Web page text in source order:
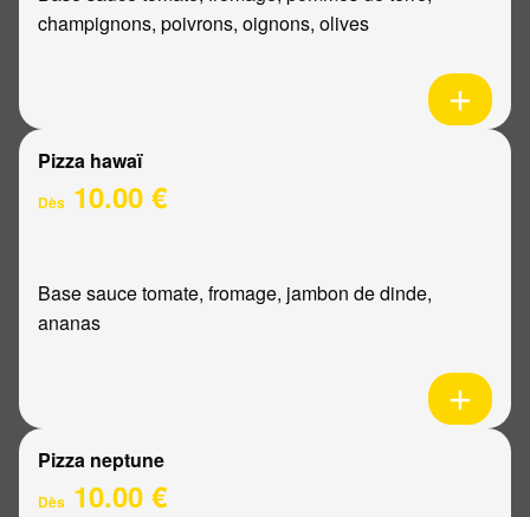
champignons, poivrons, oignons, olives
Pizza hawaï
Dès 10.00 €
Base sauce tomate, fromage, jambon de dinde,
ananas
Pizza neptune
Dès 10.00 €